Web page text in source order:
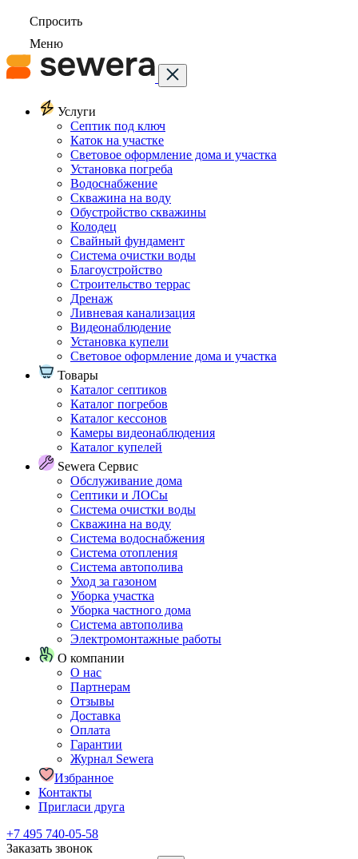
Спросить
Меню
Услуги
Септик под ключ
Каток на участке
Световое оформление дома и участка
Установка погреба
Водоснабжение
Скважина на воду
Обустройство скважины
Колодец
Свайный фундамент
Система очистки воды
Благоустройство
Строительство террас
Дренаж
Ливневая канализация
Видеонаблюдение
Установка купели
Световое оформление дома и участка
Товары
Каталог септиков
Каталог погребов
Каталог кессонов
Камеры видеонаблюдения
Каталог купелей
Sewera Сервис
Обслуживание дома
Септики и ЛОСы
Система очистки воды
Скважина на воду
Система водоснабжения
Система отопления
Система автополива
Уход за газоном
Уборка участка
Уборка частного дома
Система автополива
Электромонтажные работы
О компании
О нас
Партнерам
Отзывы
Доставка
Оплата
Гарантии
Журнал Sewera
Избранное
Контакты
Пригласи друга
+7 495 740-05-58
Заказать звонок